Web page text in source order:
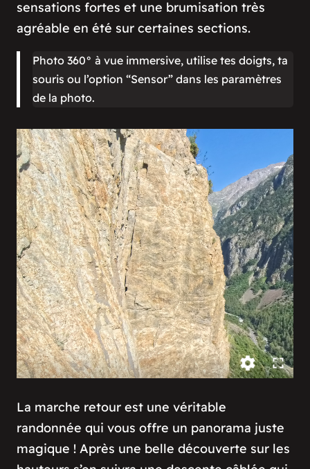
sensations fortes et une brumisation très
agréable en été sur certaines sections.
Photo 360° à vue immersive, utilise tes doigts, ta
souris ou l’option “Sensor” dans les paramètres
de la photo.
La marche retour est une véritable
randonnée qui vous offre un panorama juste
magique ! Après une belle découverte sur les